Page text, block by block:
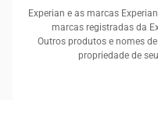
Experian e as marcas
marcas registradas da
Outros produtos e nomes
propriedade de